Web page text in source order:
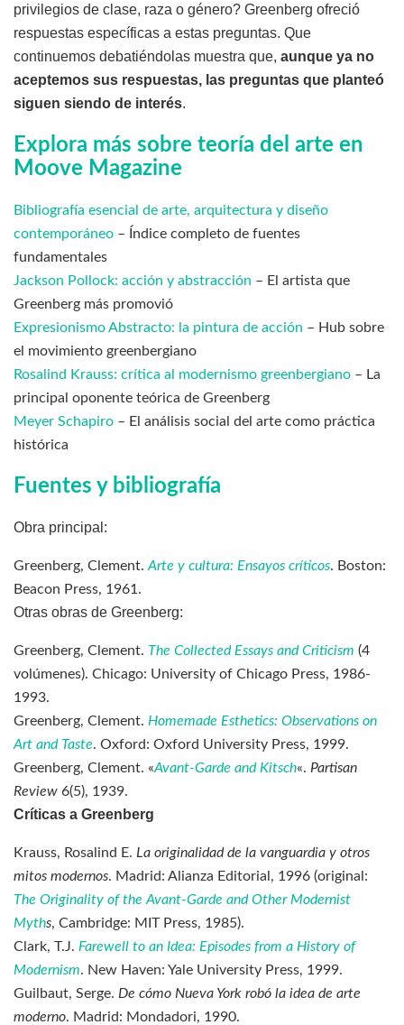
privilegios de clase, raza o género? Greenberg ofreció
respuestas específicas a estas preguntas. Que
continuemos debatiéndolas muestra que, aunque ya no
aceptemos sus respuestas, las preguntas que planteó
siguen siendo de interés.
Explora más sobre teoría del arte en
Moove Magazine
Bibliografía esencial de arte, arquitectura y diseño
contemporáneo – Índice completo de fuentes
fundamentales
Jackson Pollock: acción y abstracción – El artista que
Greenberg más promovió
Expresionismo Abstracto: la pintura de acción – Hub sobre
el movimiento greenbergiano
Rosalind Krauss: crítica al modernismo greenbergiano – La
principal oponente teórica de Greenberg
Meyer Schapiro – El análisis social del arte como práctica
histórica
Fuentes y bibliografía
Obra principal:
Greenberg, Clement. Arte y cultura: Ensayos críticos. Boston:
Beacon Press, 1961.
Otras obras de Greenberg:
Greenberg, Clement. The Collected Essays and Criticism (4
volúmenes). Chicago: University of Chicago Press, 1986-
1993.
Greenberg, Clement. Homemade Esthetics: Observations on
Art and Taste. Oxford: Oxford University Press, 1999.
Greenberg, Clement. «Avant-Garde and Kitsch«. Partisan
Review 6(5), 1939.
Críticas a Greenberg
Krauss, Rosalind E. La originalidad de la vanguardia y otros
mitos modernos. Madrid: Alianza Editorial, 1996 (original:
The Originality of the Avant-Garde and Other Modernist
Myths, Cambridge: MIT Press, 1985).
Clark, T.J. Farewell to an Idea: Episodes from a History of
Modernism. New Haven: Yale University Press, 1999.
Guilbaut, Serge. De cómo Nueva York robó la idea de arte
moderno. Madrid: Mondadori, 1990.